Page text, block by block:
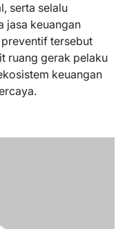
serta selalu
jasa keuangan
tersebut
ruang gerak pelaku
keuangan